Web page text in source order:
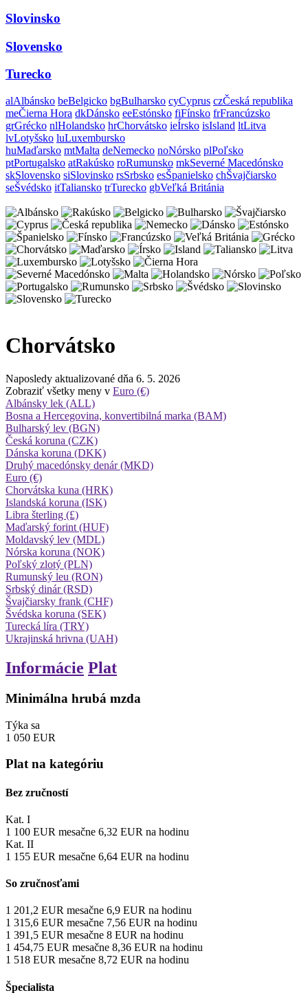
Slovinsko
Slovensko
Turecko
alAlbánsko beBelgicko bgBulharsko cyCyprus czČeská republika
meČierna Hora dkDánsko eeEstónsko fiFínsko frFrancúzsko
grGrécko nlHolandsko hrChorvátsko ieÍrsko isIsland ltLitva
lvLotyšsko luLuxembursko
huMaďarsko mtMalta deNemecko noNórsko plPoľsko
ptPortugalsko atRakúsko roRumunsko mkSeverné Macedónsko
skSlovensko siSlovinsko rsSrbsko esŠpanielsko chŠvajčiarsko
seŠvédsko itTaliansko trTurecko gbVeľká Británia
Chorvátsko
Naposledy aktualizované dňa 6. 5. 2026
Zobraziť všetky meny v Euro (€)
Albánsky lek (ALL)
Bosna a Hercegovina, konvertibilná marka (BAM)
Bulharský lev (BGN)
Česká koruna (CZK)
Dánska koruna (DKK)
Druhý macedónsky denár (MKD)
Euro (€)
Chorvátska kuna (HRK)
Islandská koruna (ISK)
Libra šterling (£)
Maďarský forint (HUF)
Moldavský lev (MDL)
Nórska koruna (NOK)
Poľský zlotý (PLN)
Rumunský leu (RON)
Srbský dinár (RSD)
Švajčiarsky frank (CHF)
Švédska koruna (SEK)
Turecká líra (TRY)
Ukrajinská hrivna (UAH)
Informácie Plat
Minimálna hrubá mzda
Týka sa
1 050 EUR
Plat na kategóriu
Bez zručností
Kat. I
1 100 EUR mesačne 6,32 EUR na hodinu
Kat. II
1 155 EUR mesačne 6,64 EUR na hodinu
So zručnosťami
1 201,2 EUR mesačne 6,9 EUR na hodinu
1 315,6 EUR mesačne 7,56 EUR na hodinu
1 391,5 EUR mesačne 8 EUR na hodinu
1 454,75 EUR mesačne 8,36 EUR na hodinu
1 518 EUR mesačne 8,72 EUR na hodinu
Špecialista